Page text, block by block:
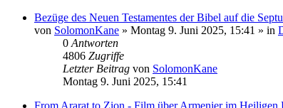
Bezüge des Neuen Testamentes der Bibel auf die
von SolomonKane » Montag 9. Juni 2025, 15:41 » in
0 Antworten
4806 Zugriffe
Letzter Beitrag von SolomonKane
Montag 9. Juni 2025, 15:41
From Ararat to Zion - Film über Armenier im Heiligen